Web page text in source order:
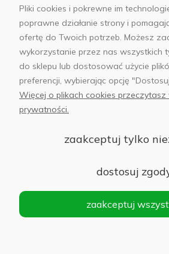
+48 797 971
© 2025 Wszelkie prawa zastrzeżone.
Sp. z o.o.
Siedziba: 02-486 WARSZAWA, Al.
1132646403 KRS nr
Pliki cookies i pokrewne im
poprawne działanie strony i
ofertę do Twoich potrzeb. Możesz
wykorzystanie przez nas wszystkich
do sklepu lub dostosować użycie
preferencji, wybierając opcję
Więcej o plikach cookies przeczytasz
prywatności.
zaakceptuj tylko
dostosuj
zaakceptuj